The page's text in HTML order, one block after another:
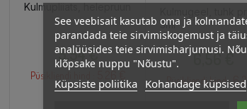
Kulmupliiats, helepruun
Hind
5,54 €
Püsikliendi hind :
3ml
Hind
6,56 €
Püsikliendi hind :
See veebisait kasutab oma ja
parandada teie sirvimiskogemust ja
analüüsides teie sirvimisharjumusi.
klõpsake nuppu "Nõustu".
Küpsiste poliitika Kohandage küpsised